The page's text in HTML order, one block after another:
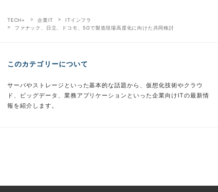
TECH+ 企業IT
ITインフラ
ファナック、日立、ドコモ、5Gで製造現場高度化に向けた共同検討
このカテゴリーについて
サーバやストレージといった基本的な話題から、仮想化技術やクラウ
ド、ビッグデータ、業務アプリケーションといった企業向けITの最新情
報を紹介します。